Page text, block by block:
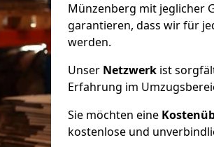
Münzenberg mit jeglicher
garantieren, dass wir für
werden.
Unser Netzwerk ist
Erfahrung im
Sie möchten eine
kostenlose und